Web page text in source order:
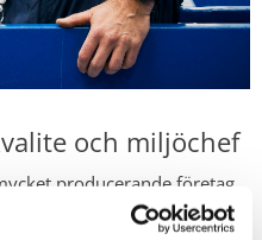
och miljöchef
producerande företag.
när det kommer till